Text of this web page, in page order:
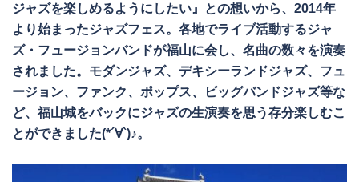
ジャズを楽しめるようにしたい』との想いから、2014年
より始まったジャズフェス。各地でライブ活動するジャ
ズ・フュージョンバンドが福山に会し、名曲の数々を演奏
されました。モダンジャズ、デキシーランドジャズ、フュ
ージョン、ファンク、ポップス、ビッグバンドジャズ等な
ど、福山城をバックにジャズの生演奏を思う存分楽しむこ
とができました(*´∀`)♪。